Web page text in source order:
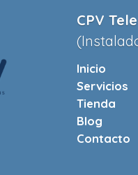
CPV
Inicio
Servicios
Tienda
Blog
Contacto